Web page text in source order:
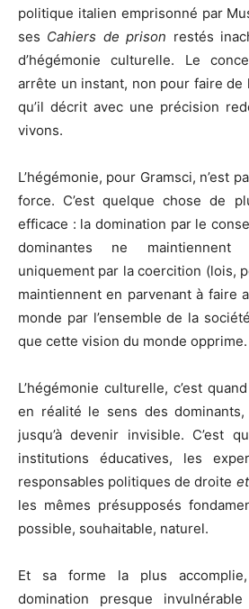
politique italien emprisonné par
ses Cahiers de prison restés
d’hégémonie culturelle. Le
arrête un instant, non pour faire de
qu’il décrit avec une précision
vivons.
L’hégémonie, pour Gramsci, n’est
force. C’est quelque chose de
efficace : la domination par le
dominantes ne
uniquement par la coercition (lois,
maintiennent en parvenant à faire
monde par l’ensemble de la
que cette vision du monde opprime.
L’hégémonie culturelle, c’est
en réalité le sens des
jusqu’à devenir invisible. C’est
institutions éducatives, les
responsables politiques de droite et
les mêmes présupposés
possible, souhaitable, naturel.
Et sa forme la plus
domination presque